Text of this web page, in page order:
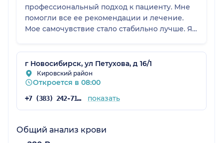
профессиональный подход к пациенту. Мне
помогли все ее рекомендации и лечение.
Мое самочувствие стало стабильно лучше. Я
за ваш труд.
г Новосибирск, ул Петухова, д 16/1
Кировский район
Откроется в 08:00
+7 (383) 242-71-64 показать
Общий анализ крови